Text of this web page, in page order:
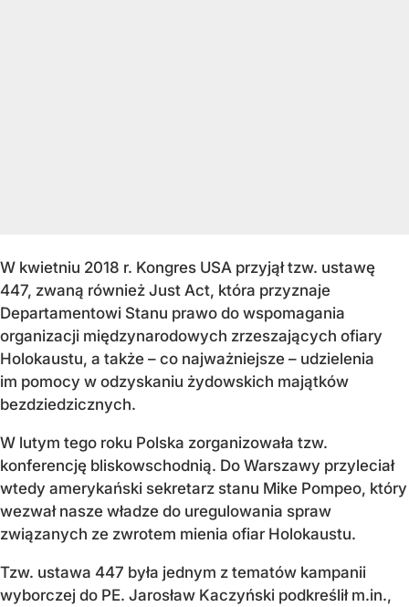
W kwietniu 2018 r. Kongres USA przyjął tzw. ustawę
447, zwaną również Just Act, która przyznaje
Departamentowi Stanu prawo do wspomagania
organizacji międzynarodowych zrzeszających ofiary
Holokaustu, a także – co najważniejsze – udzielenia
im pomocy w odzyskaniu żydowskich majątków
bezdziedzicznych.
W lutym tego roku Polska zorganizowała tzw.
konferencję bliskowschodnią. Do Warszawy przyleciał
wtedy amerykański sekretarz stanu Mike Pompeo, który
wezwał nasze władze do uregulowania spraw
związanych ze zwrotem mienia ofiar Holokaustu.
Tzw. ustawa 447 była jednym z tematów kampanii
wyborczej do PE. Jarosław Kaczyński podkreślił m.in.,